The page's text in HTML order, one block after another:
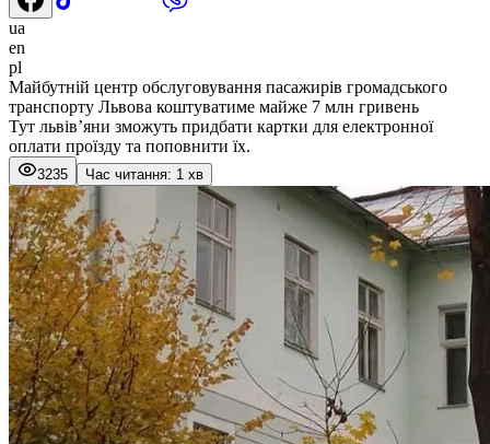
ua
en
pl
Майбутній центр обслуговування пасажирів громадського
транспорту Львова коштуватиме майже 7 млн гривень
Тут львів’яни зможуть придбати картки для електронної
оплати проїзду та поповнити їх.
3235 Час читання: 1 хв